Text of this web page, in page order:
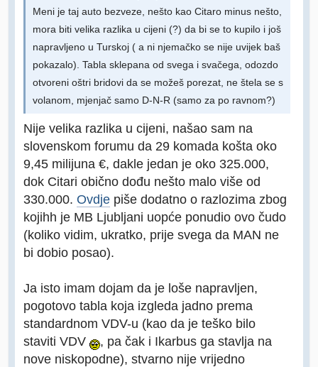
Meni je taj auto bezveze, nešto kao Citaro minus nešto,
mora biti velika razlika u cijeni (?) da bi se to kupilo i još
napravljeno u Turskoj ( a ni njemačko se nije uvijek baš
pokazalo). Tabla sklepana od svega i svačega, odozdo
otvoreni oštri bridovi da se možeš porezat, ne štela se s
volanom, mjenjač samo D-N-R (samo za po ravnom?)
Nije velika razlika u cijeni, našao sam na
slovenskom forumu da 29 komada košta oko
9,45 milijuna €, dakle jedan je oko 325.000,
dok Citari obično dođu nešto malo više od
330.000. Ovdje piše dodatno o razlozima zbog
kojihh je MB Ljubljani uopće ponudio ovo čudo
(koliko vidim, ukratko, prije svega da MAN ne
bi dobio posao).
Ja isto imam dojam da je loše napravljen,
pogotovo tabla koja izgleda jadno prema
standardnom VDV-u (kao da je teško bilo
staviti VDV
, pa čak i Ikarbus ga stavlja na
nove niskopodne), stvarno nije vrijedno